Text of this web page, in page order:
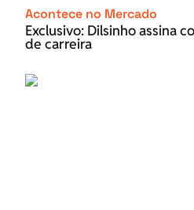
Acontece no Mercado
Exclusivo: Dilsinho assina
de carreira